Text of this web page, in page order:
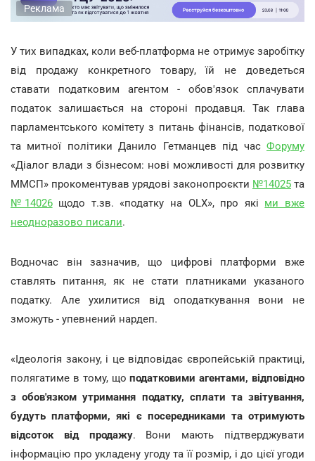
Реклама
У тих випадках, коли веб-платформа не отримує заробітку
від продажу конкретного товару, їй не доведеться
ставати податковим агентом - обов'язок сплачувати
податок залишається на стороні продавця. Так глава
парламентського комітету з питань фінансів, податкової
та митної політики Данило Гетманцев під час Форуму
«Діалог влади з бізнесом: нові можливості для розвитку
ММСП» прокоментував урядові законопроєкти №14025 та
№14026щодо т.зв. «податку на OLX», про які ми вже
неодноразово писали.
Водночас він зазначив, що цифрові платформи вже
ставлять питання, як не стати платниками указаного
податку. Але ухилитися від оподаткування вони не
зможуть - упевнений нардеп.
«Ідеологія закону, і це відповідає європейській практиці,
полягатиме в тому, щоподатковими агентами, відповідно
з обов'язком утримання податку, сплати та звітування,
будуть платформи, які є посередниками та отримують
відсоток від продажу. Вони мають підтверджувати
інформацію про укладену угоду та її розмір, і до цієї угоди